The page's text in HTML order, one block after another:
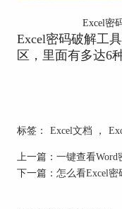
Excel密
Excel密码破解工
区，里面有多达6
及下面表格处的
注区有不同的说明
已经成功破解以
失败的原因并给出
标签： Excel文档 ，
上一篇： 一键查看
下一篇： 怎么看Excel